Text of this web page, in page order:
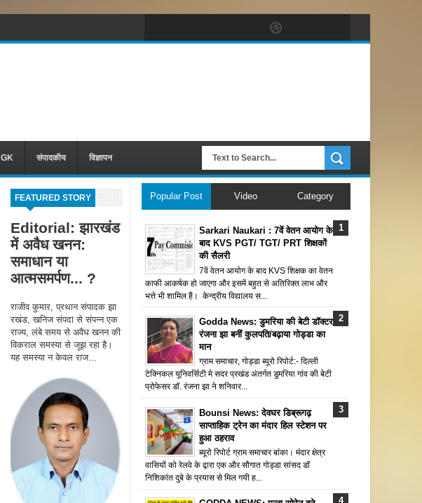
GK संपादकीय विज्ञापन
FEATURED STORY
Editorial: झारखंड
में अवैध खनन:
समाधान या
आत्मसमर्पण... ?
राजीव कुमार, प्रथान संपादक झा
रखंड, खनिज संपदा से संपन्न एक
राज्य, लंबे समय से अवैध खनन की
विकराल समस्या से जूझ रहा है।
यह समस्या न केवल राज...
Popular Post Video Category
Sarkari Naukari : 7वें वेतन आयोग के
बाद KVS PGT/ TGT/ PRT शिक्षकों
की सैलरी
7वें वेतन आयोग के बाद KVS शिक्षक का वेतन
काफी आकर्षक हो जाएगा और इसमें बहुत से अतिरिक्त लाभ और
भत्ते भी शामिल हैं। केन्द्रीय विद्यालय स...
Godda News: डुमरिया की बेटी डॉक्टर
रंजना झा बनीं कुलपति/बढ़ाया गोड्डा का
मान
ग्राम समाचार, गोड्डा ब्यूरो रिपोर्ट:- दिल्ली
टेक्निकल यूनिवर्सिटी मे सदर प्रखंड अंतर्गत डुमरिया गांव की बेटी
प्रोफेसर डॉ. रंजना झा ने शनिवार...
Bounsi News: देवघर डिब्रूगढ़
साप्ताहिक ट्रेन का मंदार हिल स्टेशन पर
हुआ ठहराव
ब्यूरो रिपोर्ट ग्राम समाचार बांका। मंदार क्षेत्र
वासियों को रेलवे के द्वारा एक और सौगात गोड्डा सांसद डॉ
निशिकांत दुबे के प्रयास से मिल गयी ह...